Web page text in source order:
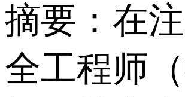
摘要：在
全工程师